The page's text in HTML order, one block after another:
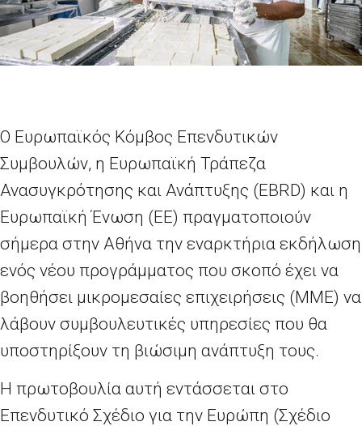
Ο Ευρωπαϊκός Κόμβος Επενδυτικών
Συμβουλών, η Ευρωπαϊκή Τράπεζα
Ανασυγκρότησης και Ανάπτυξης (EBRD) και η
Ευρωπαϊκή Ένωση (ΕΕ) πραγματοποιούν
σήμερα στην Αθήνα την εναρκτήρια εκδήλωση
ενός νέου προγράμματος που σκοπό έχει να
βοηθήσει μικρομεσαίες επιχειρήσεις (ΜΜΕ) να
λάβουν συμβουλευτικές υπηρεσίες που θα
υποστηρίξουν τη βιώσιμη ανάπτυξη τους.
Η πρωτοβουλία αυτή εντάσσεται στο
Επενδυτικό Σχέδιο για την Ευρώπη (Σχέδιο